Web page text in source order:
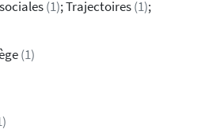
(1); Trajectoires(1);
(1)